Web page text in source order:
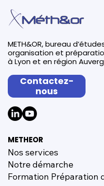
: Méth&or
METHEOR
Nos services
Notre démarche
Formation Préparation
METH&OR, bureau
organisation et
à Lyon et en région
Contactez-
nous